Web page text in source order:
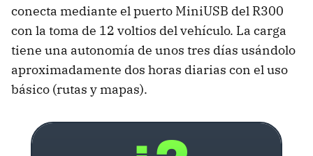
conecta mediante el puerto MiniUSB del R300
con la toma de 12 voltios del vehículo. La carga
tiene una autonomía de unos tres días usándolo
aproximadamente dos horas diarias con el uso
básico (rutas y mapas).